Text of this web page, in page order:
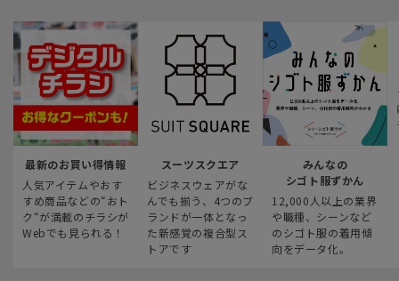
最新のお買い得情報
人気アイテムやおす
すめ商品などの“おト
ク“が満載のチラシが
Webでも見られる！
スーツスクエア
ビジネスウェアがな
んでも揃う、4つのブ
ランドが一体となっ
た新感覚の複合型ス
トアです
みんなの
シゴト服ずかん
12,000人以上の業界
や職種、シーンなど
のシゴト服の着用傾
向をデータ化。